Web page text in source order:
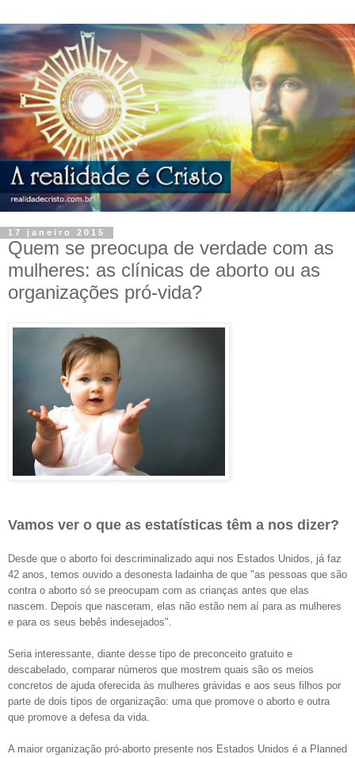
17 janeiro 2015
Quem se preocupa de verdade com as
mulheres: as clínicas de aborto ou as
organizações pró-vida?
Vamos ver o que as estatísticas têm a nos dizer?
Desde que o aborto foi descriminalizado aqui nos Estados Unidos, já faz
42 anos, temos ouvido a desonesta ladainha de que "as pessoas que são
contra o aborto só se preocupam com as crianças antes que elas
nascem. Depois que nasceram, elas não estão nem aí para as mulheres
e para os seus bebês indesejados".
Seria interessante, diante desse tipo de preconceito gratuito e
descabelado, comparar números que mostrem quais são os meios
concretos de ajuda oferecida às mulheres grávidas e aos seus filhos por
parte de dois tipos de organização: uma que promove o aborto e outra
que promove a defesa da vida.
A maior organização pró-aborto presente nos Estados Unidos é a Planned